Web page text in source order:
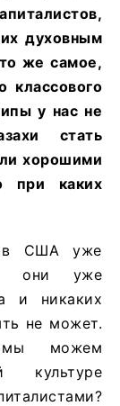
их духовным
же самое,
классового
у нас не
стать
хорошими
при каких
в США уже
они уже
и никаких
не может.
мы можем
культуре